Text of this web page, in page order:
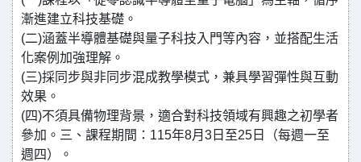
漸進建立科技基礎。
(二)涵蓋半導體基礎與量子科技入門等內容，並搭配生活
化案例加強理解。
(三)採同步與非同步混成教學模式，兼具學習彈性與互動
效果。
(四)不須具備物理背景，適合對科技領域有興趣之初學者
參加。三、課程期間：115年8月3日至25日（每週一至
週四）。